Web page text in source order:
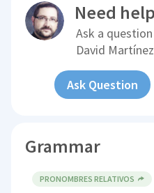
Need
Ask a
David Martínez
Ask Question
Grammar
PRONOMBRES RELATIVOS